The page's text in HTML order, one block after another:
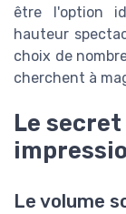
être l'option
hauteur
choix de
cherchent à
Le
Le volume